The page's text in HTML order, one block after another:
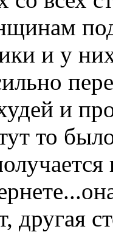
и у
и
то
другая